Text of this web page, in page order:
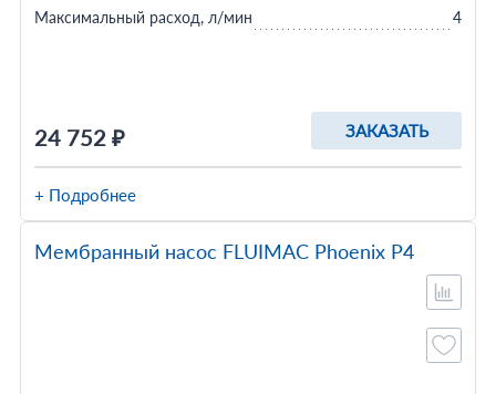
24 752 ₽ ЗАКАЗАТЬ
Максимальный расход, л/мин 4
+ Подробнее
Мембранный насос FLUIMAC Phoenix P4